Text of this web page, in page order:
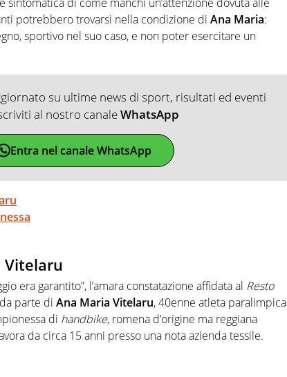
potrebbero trovarsi nella condizione di Ana Maria:
sportivo nel suo caso, e non poter esercitare un
su ultime news di sport, risultati ed eventi
al nostro canaleWhatsApp
Entra nel canale WhatsApp
Vitelaru
era garantito”, l’amara constatazione affidata al Resto
parte di Ana Maria Vitelaru, 40enne atleta paralimpica
di handbike, romena d’origine ma reggiana
da circa 15 anni presso una nota azienda tessile.